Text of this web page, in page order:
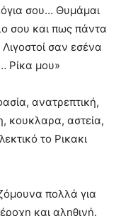
σου… Θυμάμαι
σου και πως πάντα
σαν εσένα
Ρίκα μου»
ανατρεπτική,
κουκλαρα, αστεία,
το Ρικακι
πολλά για
και αληθινή.